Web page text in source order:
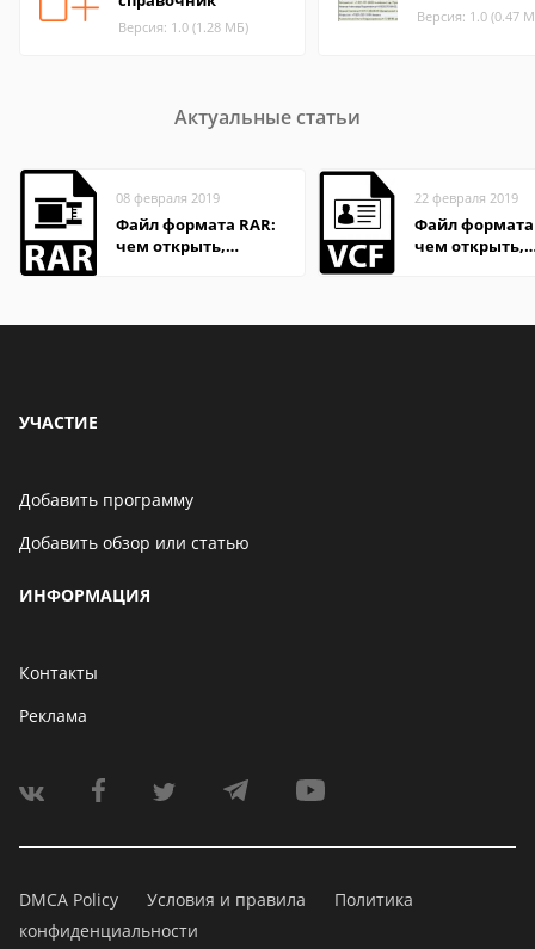
Версия: 1.0 (1.28 МБ)
Версия: 1.0 (0.47
Актуальные статьи
08 февраля 2019
Файл формата RAR:
чем открыть,
22 февраля 2019
Файл
чем открыть,
УЧАСТИЕ
Добавить программу
Добавить обзор или статью
ИНФОРМАЦИЯ
Контакты
Реклама
DMCA Policy Условия и правила
Политика
конфиденциальности